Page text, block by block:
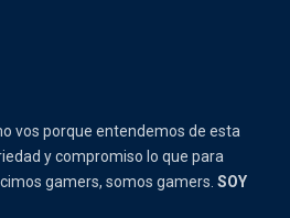
vos porque entendemos de esta
y compromiso lo que para
gamers, somos gamers. SOY